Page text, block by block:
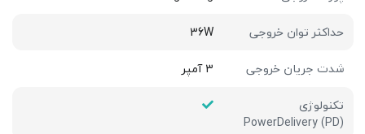
حداکثر توان خروجی
36W
شدت جریان خروجی
3 آمپر
تکنولوژی
PowerDelivery (PD)